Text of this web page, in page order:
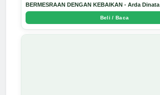
BERMESRAAN DENGAN KEBAIKAN - Arda Dinata
Beli / Baca